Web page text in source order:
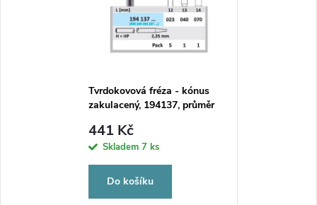
Tvrdokovová fréza - kónus
zakulacený, 194137, průměr
441 Kč
Skladem 7 ks
Do košíku